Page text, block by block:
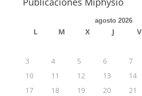
agosto 2026
L M X J V
3
4 5 6 7
10
11 12 13 14
17
18 19 20 21